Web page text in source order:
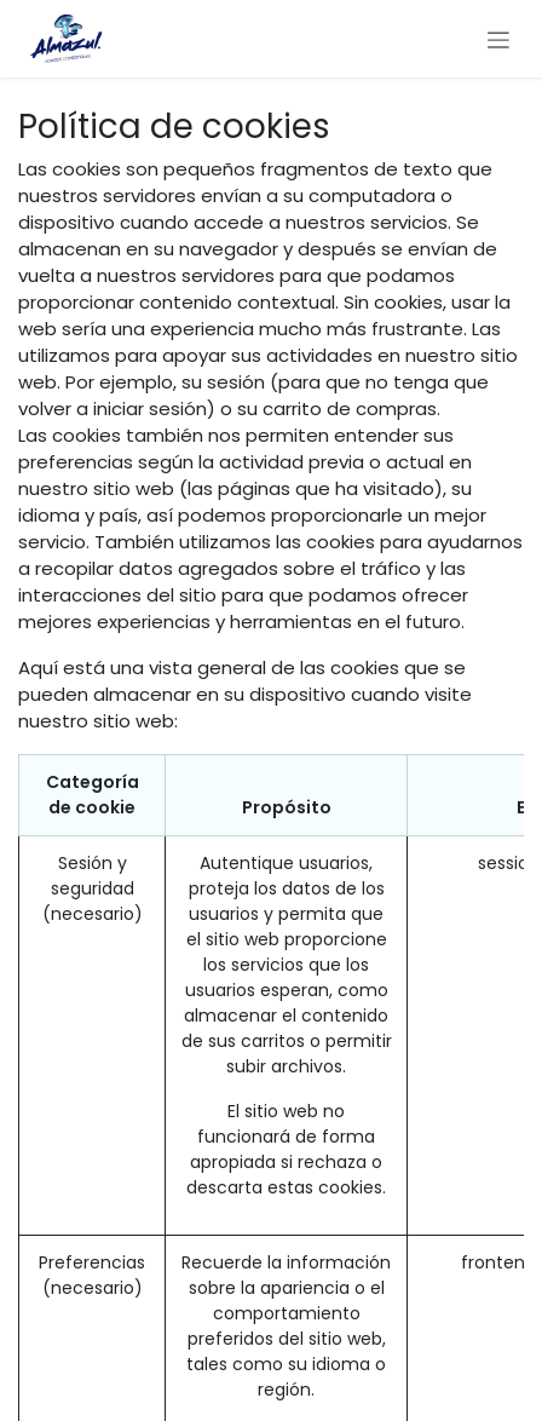
Ir al contenido
Política de cookies
Las cookies son pequeños fragmentos de texto que
nuestros servidores envían a su computadora o
dispositivo cuando accede a nuestros servicios. Se
almacenan en su navegador y después se envían de
vuelta a nuestros servidores para que podamos
proporcionar contenido contextual. Sin cookies, usar la
web sería una experiencia mucho más frustrante. Las
utilizamos para apoyar sus actividades en nuestro sitio
web. Por ejemplo, su sesión (para que no tenga que
volver a iniciar sesión) o su carrito de compras.
Las cookies también nos permiten entender sus
preferencias según la actividad previa o actual en
nuestro sitio web (las páginas que ha visitado), su
idioma y país, así podemos proporcionarle un mejor
servicio. También utilizamos las cookies para ayudarnos
a recopilar datos agregados sobre el tráfico y las
interacciones del sitio para que podamos ofrecer
mejores experiencias y herramientas en el futuro.
Aquí está una vista general de las cookies que se
pueden almacenar en su dispositivo cuando visite
nuestro sitio web:
Categoría
de cookie
Propósito
Sesión y
seguridad
(necesario)
Autentique usuarios,
proteja los datos de los
usuarios y permita que
el sitio web proporcione
los servicios que los
usuarios esperan, como
almacenar el contenido
de sus carritos o permitir
subir archivos.
El sitio web no
funcionará de forma
apropiada si rechaza o
descarta estas cookies.
Preferencias
(necesario)
Recuerde la información
sobre la apariencia o el
comportamiento
preferidos del sitio web,
tales como su idioma o
región.